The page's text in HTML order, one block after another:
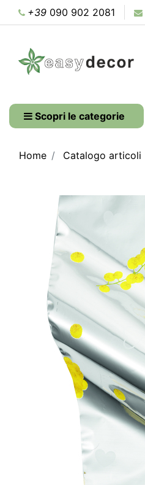
+39 090 902 2081
Scopri le categorie
Home Catalogo articoli